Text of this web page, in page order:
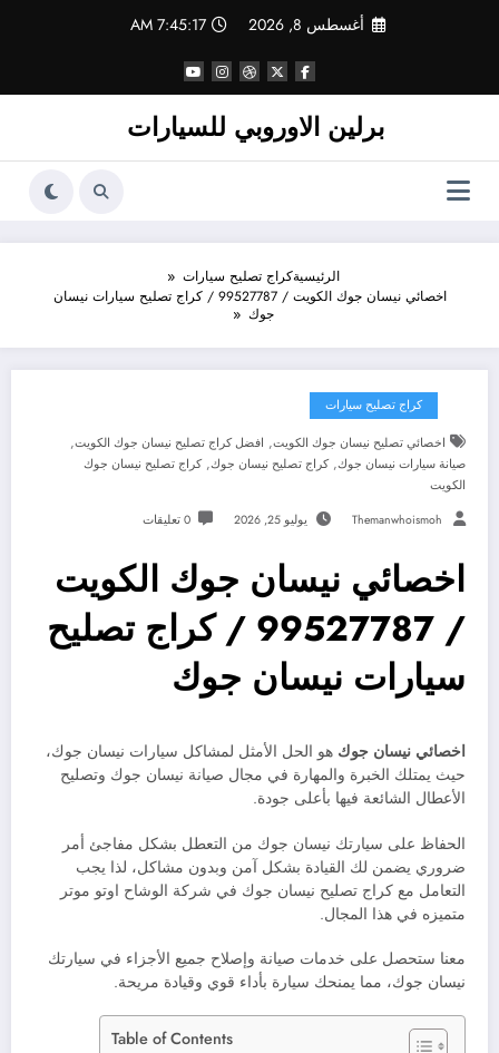
أغسطس 8, 2026 7:45:18 AM
برلين الاوروبي للسيارات
الرئيسيةكراج تصليح سيارات
اخصائي نيسان جوك الكويت / 99527787 / كراج تصليح سيارات نيسان
جوك
كراج تصليح سيارات
اخصائي تصليح نيسان جوك الكويت, افضل كراج تصليح نيسان جوك الكويت,
صيانة سيارات نيسان جوك,كراج تصليح نيسان جوك,كراج تصليح نيسان جوك
الكويت
Themanwhoismoh يوليو 25, 2026 0 تعليقات
اخصائي نيسان جوك الكويت
/ 99527787 / كراج تصليح
سيارات نيسان جوك
اخصائي نيسان جوك هو الحل الأمثل لمشاكل سيارات نيسان جوك،
حيث يمتلك الخبرة والمهارة في مجال صيانة نيسان جوك وتصليح
الأعطال الشائعة فيها بأعلى جودة.
الحفاظ على سيارتك نيسان جوك من التعطل بشكل مفاجئ أمر
ضروري يضمن لك القيادة بشكل آمن وبدون مشاكل، لذا يجب
التعامل مع كراج تصليح نيسان جوك في شركة الوشاح اوتو موتر
متميزه في هذا المجال.
معنا ستحصل على خدمات صيانة وإصلاح جميع الأجزاء في سيارتك
نيسان جوك، مما يمنحك سيارة بأداء قوي وقيادة مريحة.
Table of Contents